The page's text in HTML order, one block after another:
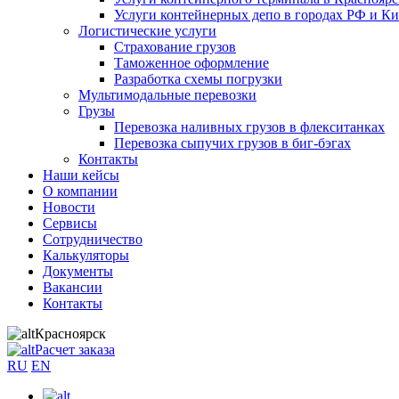
Услуги контейнерных депо в городах РФ и
Логистические услуги
Страхование грузов
Таможенное оформление
Разработка схемы погрузки
Мультимодальные перевозки
Грузы
Перевозка наливных грузов в флекситанках
Перевозка сыпучих грузов в биг-бэгах
Контакты
Наши кейсы
О компании
Новости
Сервисы
Сотрудничество
Калькуляторы
Документы
Вакансии
Контакты
Красноярск
Расчет заказа
RU EN